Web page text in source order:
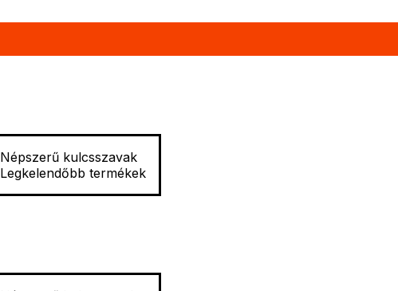
Népszerű kulcsszavak
Legkelendőbb termékek